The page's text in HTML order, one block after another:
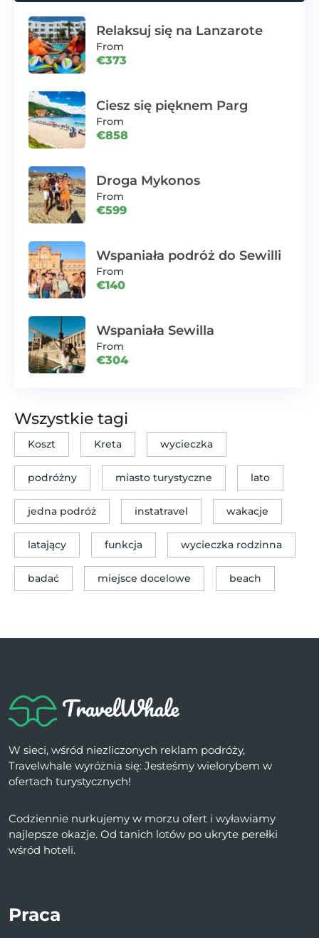
Relaksuj się na Lanzarote
From
€373
Ciesz się pięknem Parg
From
€858
Droga Mykonos
From
€599
Wspaniała podróż do Sewilli
From
€140
Wspaniała Sewilla
From
€304
Wszystkie tagi
Koszt Kreta wycieczka
podróżny miasto turystyczne lato
jedna podróż instatravel wakacje
latający funkcja wycieczka rodzinna
badać miejsce docelowe beach
W sieci, wśród niezliczonych reklam podróży,
Travelwhale wyróżnia się: Jesteśmy wielorybem w
ofertach turystycznych!
Codziennie nurkujemy w morzu ofert i wyławiamy
najlepsze okazje. Od tanich lotów po ukryte perełki
wśród hoteli.
Praca